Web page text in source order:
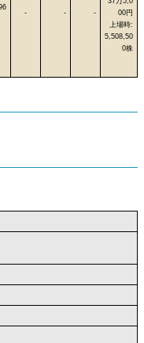
- - -
00円
上場時:
5,508,50
0株